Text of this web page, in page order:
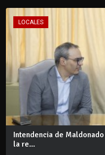
LOCALES
Intendencia de
la re...